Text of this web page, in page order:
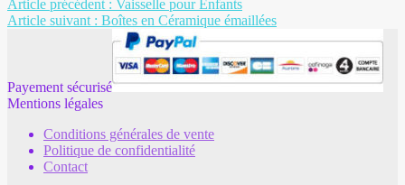
Article précédent : Vaisselle pour Enfants
Article suivant : Boîtes en Céramique émaillées
Payement sécurisé
Mentions légales
Conditions générales de vente
Politique de confidentialité
Contact